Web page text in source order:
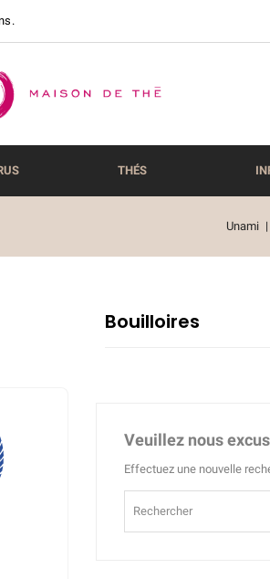
THÉS
Unami
Bouilloires
Veuillez nous
Effectuez une nouvelle